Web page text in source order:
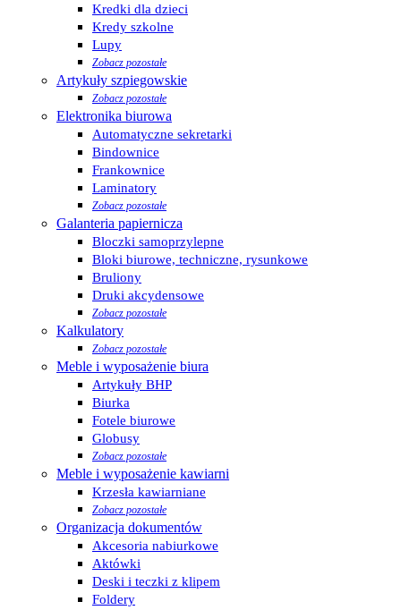
Kredki dla dzieci
Kredy szkolne
Lupy
Zobacz pozostałe
Artykuły szpiegowskie
Zobacz pozostałe
Elektronika biurowa
Automatyczne sekretarki
Bindownice
Frankownice
Laminatory
Zobacz pozostałe
Galanteria papiernicza
Bloczki samoprzylepne
Bloki biurowe, techniczne, rysunkowe
Bruliony
Druki akcydensowe
Zobacz pozostałe
Kalkulatory
Zobacz pozostałe
Meble i wyposażenie biura
Artykuły BHP
Biurka
Fotele biurowe
Globusy
Zobacz pozostałe
Meble i wyposażenie kawiarni
Krzesła kawiarniane
Zobacz pozostałe
Organizacja dokumentów
Akcesoria nabiurkowe
Aktówki
Deski i teczki z klipem
Foldery